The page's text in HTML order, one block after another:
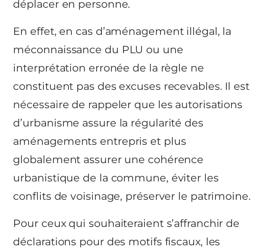
déplacer en personne.
En effet, en cas d’aménagement illégal, la
méconnaissance du PLU ou une
interprétation erronée de la règle ne
constituent pas des excuses recevables. Il est
nécessaire de rappeler que les autorisations
d’urbanisme assure la régularité des
aménagements entrepris et plus
globalement assurer une cohérence
urbanistique de la commune, éviter les
conflits de voisinage, préserver le patrimoine.
Pour ceux qui souhaiteraient s’affranchir de
déclarations pour des motifs fiscaux, les